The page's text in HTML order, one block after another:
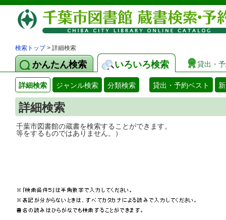
検索トップ> 詳細検索
かんたん検索 いろいろ検索 貸出・
詳細検索 ジャンル検索 分類検索 貸出・予約ベスト
詳細検索
千葉市図書館の蔵書を検索することがで
等をするものではありません。）